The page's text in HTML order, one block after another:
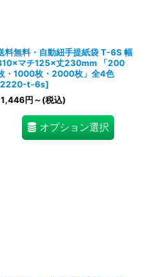
料無料・自動紐手提紙袋 T-6S 幅
マチ125×丈230mm 「200
・1000枚・2000枚」全4色
2220-t-6s]
円 ～ (税込)
オプション選択